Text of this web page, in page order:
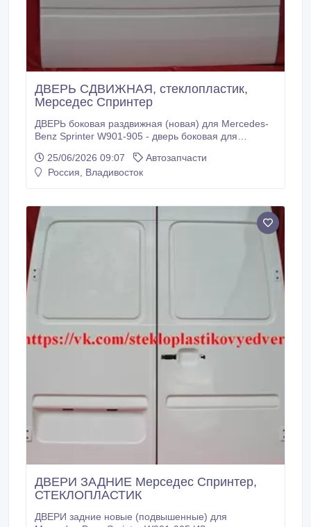
ДВЕРЬ СДВИЖНАЯ, стеклопластик,
Мерседес Спринтер
ДВЕРЬ боковая раздвижная (новая) для Mercedes-
Benz Sprinter W901-905 - дверь боковая для
боковая на мерседес спринтер 1995-2006 г.в. под
стекло На контактном номере телефона, есть viber ,
цены и всегда будете в курсе всех новинок Дверь
является точной копией оригинальной двери, все
технологические отверстия соблюдены.
25/06/2026 09:07
Автозапчасти
Россия, Владивосток
ДВЕРИ ЗАДНИЕ Мерседес Спринтер,
СТЕКЛОПЛАСТИК
ДВЕРИ задние новые (подвышенные) для